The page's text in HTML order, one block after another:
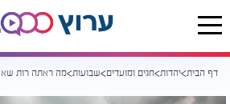
דף הבית יהדות חגים ומועדים שבועות